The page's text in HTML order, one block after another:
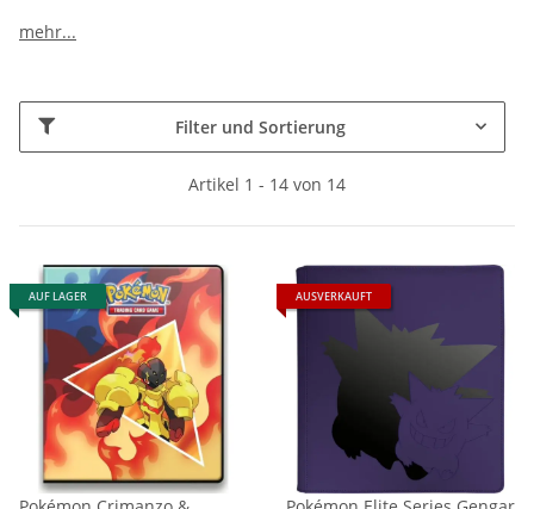
mehr...
Filter und Sortierung
Artikel 1 - 14 von 14
AUF LAGER AUSVERKAUFT